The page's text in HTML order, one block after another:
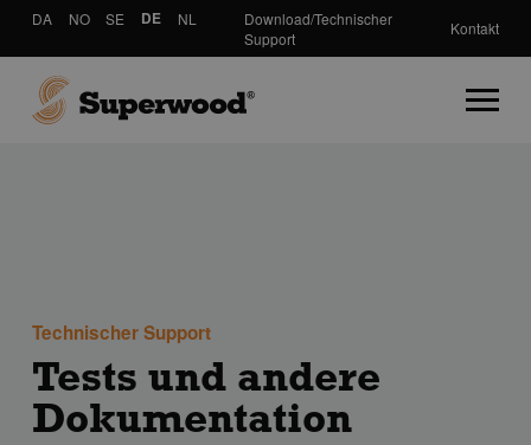
DA NO SE DE NL
Download/Technischer
Support
Kontakt
Technischer Support
Tests und andere
Dokumentation